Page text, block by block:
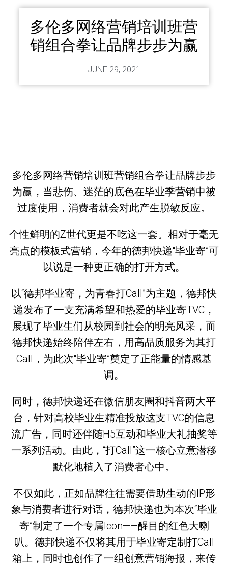
多伦多网络营销培训班营
销组合拳让品牌步步为赢
JUNE 29, 2021
多伦多网络营销培训班营销组合拳让品牌步步
为赢，当悲伤、迷茫的底色在毕业季营销中被
过度使用，消费者就会对此产生脱敏反应。
个性鲜明的Z世代更是不吃这一套。相对于毫无
亮点的模板式营销，今年的德邦快递“毕业寄”可
以说是一种更正确的打开方式。
以“德邦毕业寄，为青春打Call”为主题，德邦快
递发布了一支充满希望和热爱的毕业寄TVC，
展现了毕业生们从校园到社会的明亮风采，而
德邦快递始终陪伴左右，用高品质服务为其打
Call，为此次“毕业寄”奠定了正能量的情感基
调。
同时，德邦快递还在微信朋友圈和抖音两大平
台，针对高校毕业生精准投放这支TVC的信息
流广告，同时还伴随H5互动和毕业大礼抽奖等
一系列活动。由此，“打Call”这一核心立意潜移
默化地植入了消费者心中。
不仅如此，正如品牌往往需要借助生动的IP形
象与消费者进行对话，德邦快递也为本次“毕业
寄”制定了一个专属Icon——醒目的红色大喇
叭。德邦快递不仅将其用于毕业寄定制打Call
箱上，同时也创作了一组创意营销海报，来传